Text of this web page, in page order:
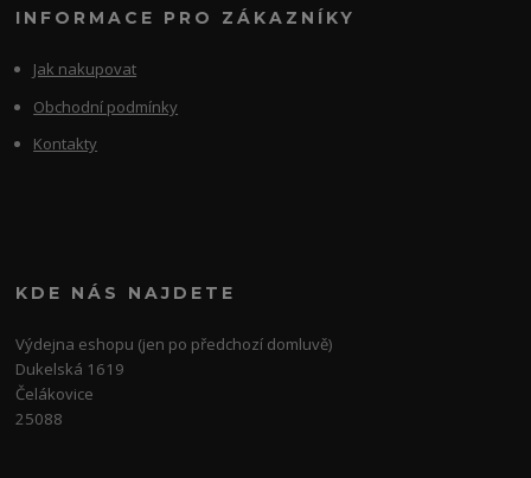
INFORMACE PRO ZÁKAZNÍKY
Jak nakupovat
Obchodní podmínky
Kontakty
KDE NÁS NAJDETE
Výdejna eshopu (jen po předchozí domluvě)
Dukelská 1619
Čelákovice
25088